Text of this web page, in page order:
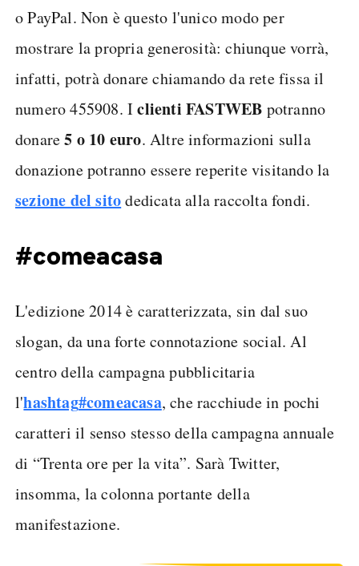
o PayPal. Non è questo l'unico modo per
mostrare la propria generosità: chiunque vorrà,
infatti, potrà donare chiamando da rete fissa il
numero 455908. Iclienti FASTWEB potranno
donare5 o 10 euro. Altre informazioni sulla
donazione potranno essere reperite visitando la
sezione del sitodedicata alla raccolta fondi.
#comeacasa
L'edizione 2014 è caratterizzata, sin dal suo
slogan, da una forte connotazione social. Al
centro della campagna pubblicitaria
l'hashtag#comeacasa, che racchiude in pochi
caratteri il senso stesso della campagna annuale
di “Trenta ore per la vita”. Sarà Twitter,
insomma, la colonna portante della
manifestazione.